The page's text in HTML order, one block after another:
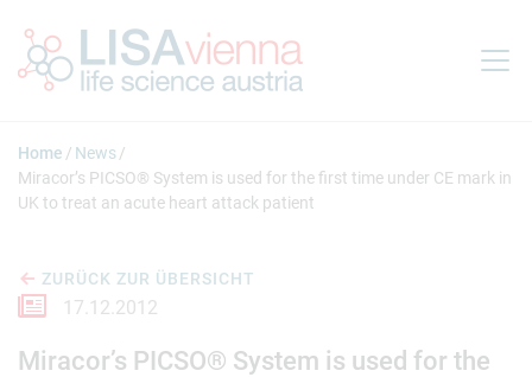
Home
News
Miracor’s PICSO® System is used for the first time under CE mark in
UK to treat an acute heart attack patient
ZURÜCK ZUR ÜBERSICHT
17.12.2012
Miracor’s PICSO® System is used for the